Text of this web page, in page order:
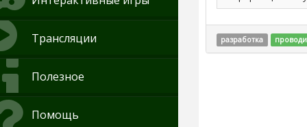
Трансляции
Полезное
Помощь
разработка